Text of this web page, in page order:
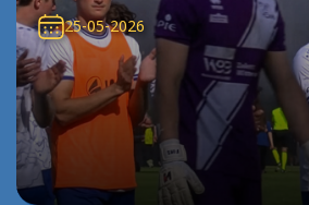
25-05-2026